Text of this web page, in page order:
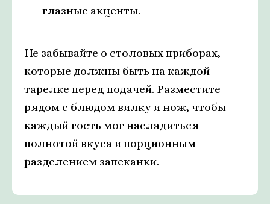
глазные акценты.
Не забывайте о столовых приборах,
которые должны быть на каждой
тарелке перед подачей. Разместите
рядом с блюдом вилку и нож, чтобы
каждый гость мог насладиться
полнотой вкуса и порционным
разделением запеканки.